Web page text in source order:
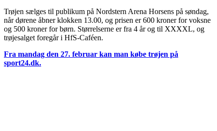
Trøjen sælges til publikum på Nordstern Arena Horsens på søndag,
når dørene åbner klokken 13.00, og prisen er 600 kroner for voksne
og 500 kroner for børn. Størrelserne er fra 4 år og til XXXXL, og
trøjesalget foregår i HfS-Caféen.
Fra mandag den 27. februar kan man købe trøjen på
sport24.dk.